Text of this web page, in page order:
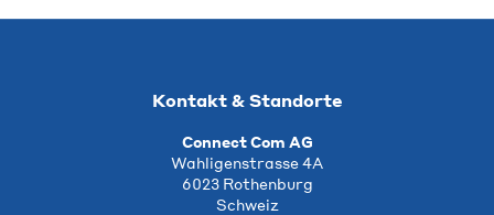
Kontakt & Standorte
Connect Com AG
Wahligenstrasse 4A
6023 Rothenburg
Schweiz